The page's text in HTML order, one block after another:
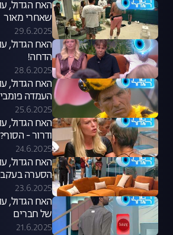
שאחרי מאור
29.6.2025
הדחה!
28.6.2025
העמדה
25.6.2025
ודרור - הסוף?
24.6.2025
הסערה
23.6.2025
של חברים
21.6.2025